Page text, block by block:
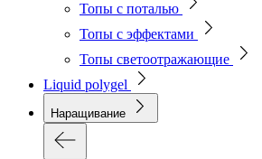
Топы с поталью
Топы с эффектами
Топы светоотражающие
Liquid polygel
Наращивание